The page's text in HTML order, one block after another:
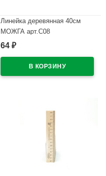
Линейка деревянная 40см
МОЖГА арт.С08
В наличии
64 ₽